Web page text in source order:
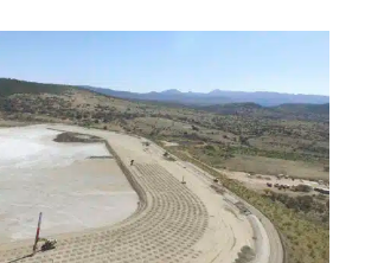
Presa de Jales